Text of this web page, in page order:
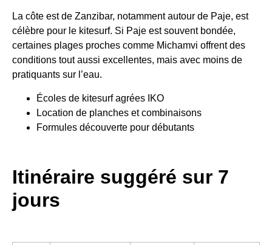
La côte est de Zanzibar, notamment autour de Paje, est
célèbre pour le kitesurf. Si Paje est souvent bondée,
certaines plages proches comme Michamvi offrent des
conditions tout aussi excellentes, mais avec moins de
pratiquants sur l’eau.
Écoles de kitesurf agrées IKO
Location de planches et combinaisons
Formules découverte pour débutants
Itinéraire suggéré sur 7
jours